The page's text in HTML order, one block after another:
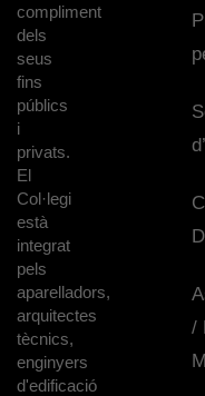
compliment
dels
seus
fins
públics
i
privats.
El
Col·legi
està
integrat
pels
aparelladors,
arquitectes
tècnics,
enginyers
d'edificació
/